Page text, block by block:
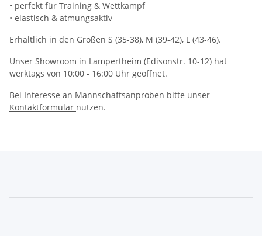
• perfekt für Training & Wettkampf
• elastisch & atmungsaktiv
Erhältlich in den Größen S (35-38), M (39-42), L (43-46).
Unser Showroom in Lampertheim (Edisonstr. 10-12) hat
werktags von 10:00 - 16:00 Uhr geöffnet.
Bei Interesse an Mannschaftsanproben bitte unser
Kontaktformular nutzen.